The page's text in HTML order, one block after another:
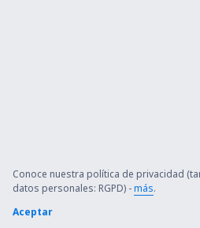
Conoce nuestra política de privacidad
datos personales: RGPD) -más.
Aceptar